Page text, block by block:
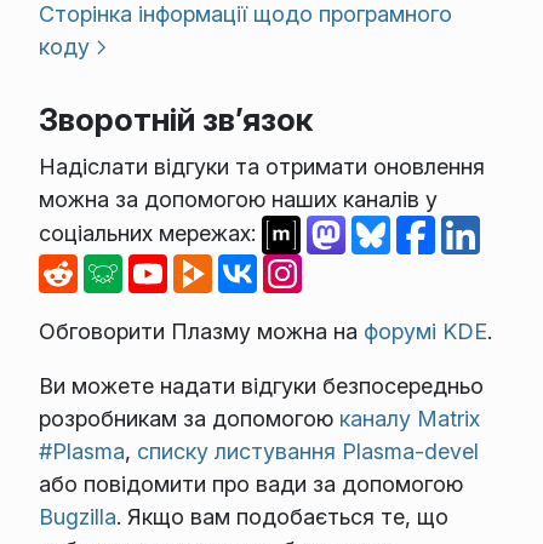
Сторінка інформації щодо програмного
коду
Зворотній зв’язок
Надіслати відгуки та отримати оновлення
можна за допомогою наших каналів у
соціальних мережах:
Обговорити Плазму можна на форумі KDE.
Ви можете надати відгуки безпосередньо
розробникам за допомогою каналу Matrix
#Plasma, списку листування Plasma-devel
або повідомити про вади за допомогою
Bugzilla. Якщо вам подобається те, що